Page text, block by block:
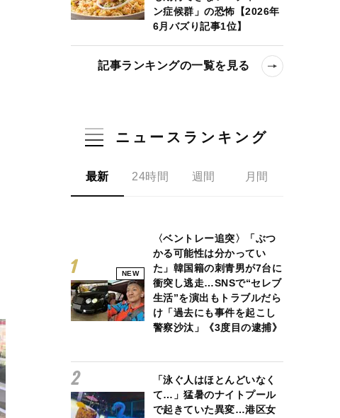
愕のミッション”と弁護士の見解【2026年6月バズり記事3位】
ン症候群」の恐怖【2026年
6月バズり記事1位】
記事ランキングの一覧を見る
ニュースランキング
最新 24時間 週間 月間
NEW
〈ベントレー追突〉「ぶつ
かる可能性は分かってい
た」韓国籍の刺青男が7台に
衝突し逃走…SNSで“セレブ
生活”を演出もトラブルだら
け「過去にも事件を起こし
警察沙汰」《3度目の逮捕》
「泳ぐ人はほとんどいなく
て…」猛暑のナイトプール
で起きていた異変…港区女